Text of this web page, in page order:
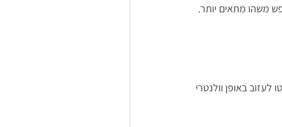
משהו מתאים יותר.
מצא כי - 75% מהעובדים שהחליטו לעזוב באופן וולנטרי